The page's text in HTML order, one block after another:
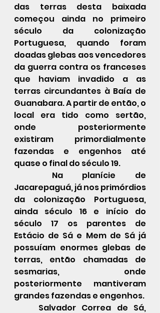
das terras desta baixada
começou ainda no primeiro
século da colonização
Portuguesa, quando foram
doadas glebas aos vencedores
da guerra contra os franceses
que haviam invadido a as
terras circundantes à Baía de
Guanabara. A partir de então, o
local era tido como sertão,
onde posteriormente
existiram primordialmente
fazendas e engenhos até
quase o final do século 19.
Jacarepaguá, já nos primórdios
da colonização Portuguesa,
ainda século 16 e início do
século 17 os parentes de
Estácio de Sá e Mem de Sá já
possuíam enormes glebas de
terras, então chamadas de
sesmarias, onde
posteriormente mantiveram
grandes fazendas e engenhos.